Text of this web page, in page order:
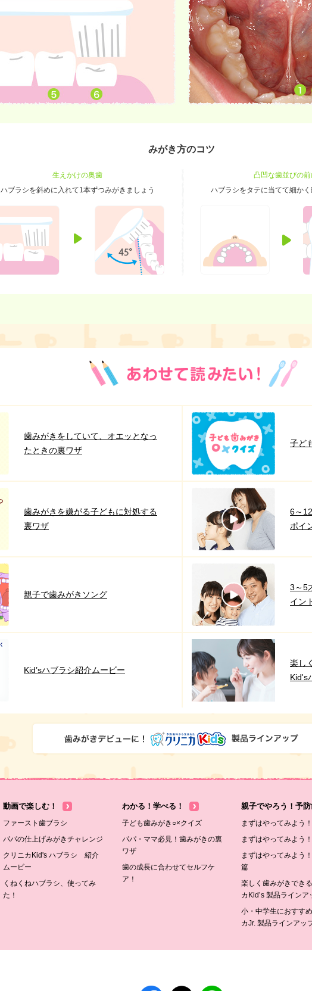
みがき方のコツ
生えかけの奥歯
ハブラシを斜めに入れて1本ずつみがきましょう
凸凹な歯並びの
ハブラシをタテに当てて細かく
歯みがきをしていて、オエッとなっ
たときの裏ワザ
子ど
歯みがきを嫌がる子どもに対処する
裏ワザ
6～
ポイ
親子で歯みがきソング
3～5
イン
Kid’sハブラシ紹介ムービー
楽し
Kid's
動画で楽しむ！
ファースト歯ブラシ
パパの仕上げみがきチャレンジ
クリニカKid's ハブラシ 紹介
ムービー
くねくねハブラシ、使ってみ
た！
わかる！学べる！
子ども歯みがき○×クイズ
パパ・ママ必見！歯みがきの裏
ワザ
歯の成長に合わせてセルフケ
ア！
親子でやろう！予防
まずはやってみよう
まずはやってみよう
まずはやってみよう
篇
楽しく歯みがきでき
カKid’s 製品ラインア
小・中学生におすす
カJr. 製品ラインアッ